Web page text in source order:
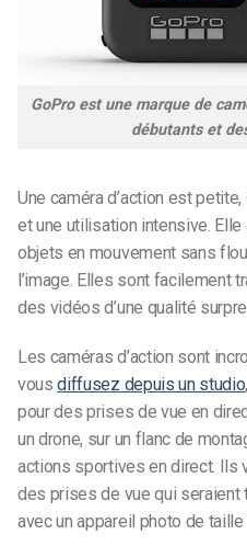
GoPro est une marque de
débutants et
Une caméra d’action est
et une utilisation intensive.
objets en mouvement sans
l’image. Elles sont facilement
des vidéos d’une qualité
Les caméras d’action sont
vousdiffusez depuis un studio
pour des prises de vue en
un drone, sur un flanc de
actions sportives en direct. Ils
des prises de vue qui
avec un appareil photo de taille